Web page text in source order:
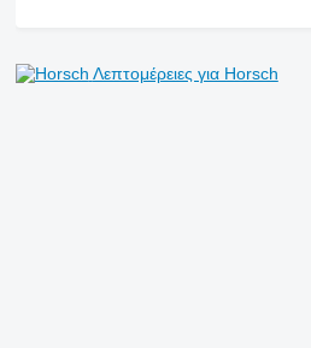
Λεπτομέρειες για Horsch